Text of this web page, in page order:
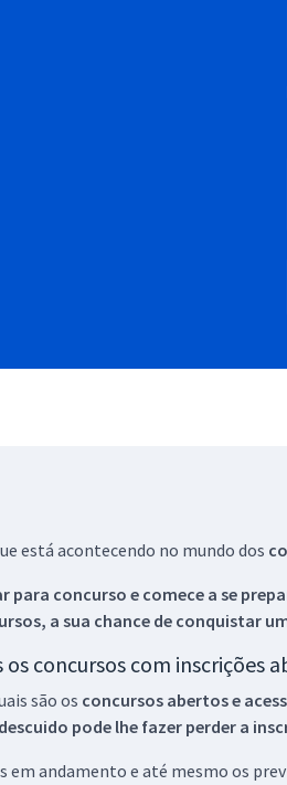
está acontecendo no mundo dos
para concurso e comece a se
a sua chance de conquistar
concursos com inscrições
são os concursos abertos e
pode lhe fazer perder a
em andamento e até mesmo os